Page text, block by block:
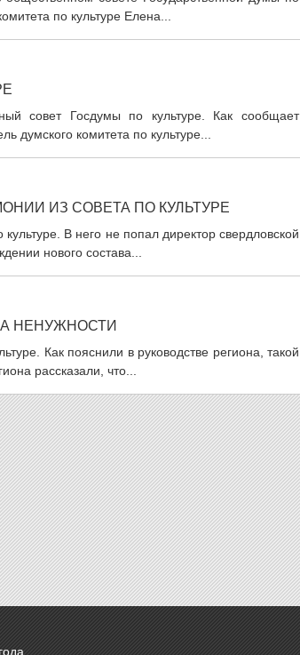
по культуре Елена...
совет Госдумы по культуре. Как сообщает
думского комитета по культуре...
ИЗ СОВЕТА ПО КУЛЬТУРЕ
В него не попал директор свердловской
нового состава...
НЕНУЖНОСТИ
Как пояснили в руководстве региона, такой
рассказали, что...